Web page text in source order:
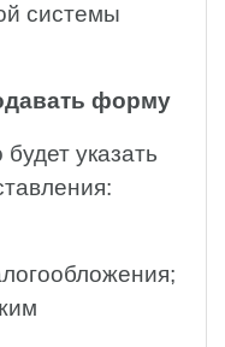
системы
форму
указать